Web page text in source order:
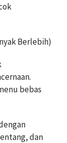
Berlebih)
bebas
dan